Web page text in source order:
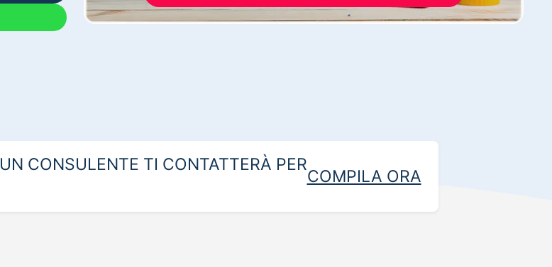
UN CONSULENTE TI CONTATTERÀ PER
COMPILA ORA